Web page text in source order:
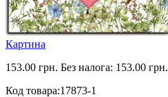
Картина
153.00 грн. Без налога: 153.00 грн.
Код товара:17873-1